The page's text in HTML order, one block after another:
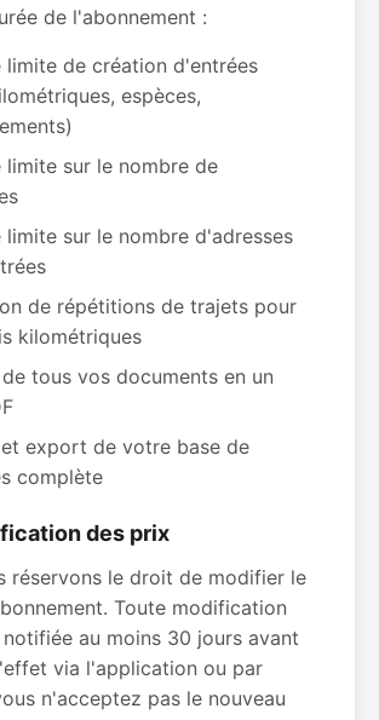
de l'abonnement :
limite de création d'entrées
espèces,
limite sur le nombre de
limite sur le nombre d'adresses
de répétitions de trajets pour
kilométriques
tous vos documents en un
export de votre base de
complète
des prix
réservons le droit de modifier le
Toute modification
au moins 30 jours avant
via l'application ou par
n'acceptez pas le nouveau